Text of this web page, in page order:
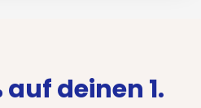
auf deinen 1.